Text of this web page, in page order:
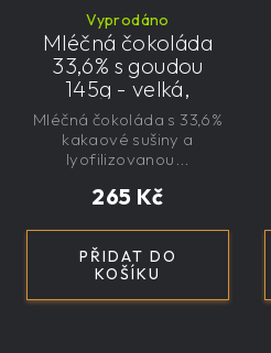
Vyprodáno
Mléčná čokoláda
33,6% s goudou
145g - velká,
řemeslná,
exkluzivní, dárková
265 Kč
PŘIDAT DO
KOŠÍKU
Mléčná čokoláda s 33,6%
kakaové sušiny a
lyofilizovanou...